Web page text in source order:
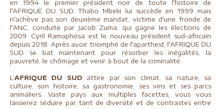
en 1994 le premier président noir de toute l'histoire de
l'AFRIQUE DU SUD. Thabo Mbeki lui succède en 1999 mais
n'achève pas son deuxième mandat, victime d'une fronde de
l'ANC, conduite par Jacob Zuma, qui gagne les élections de
2009. Cyril Ramaphosa est le nouveau président sud-africain
depuis 2018. Après avoir triomphé de l'apartheid, l'AFRIQUE DU
SUD se bat maintenant pour résorber les inégalités, la
pauvreté, le chômage et venir à bout de la criminalité.
L’AFRIQUE DU SUDattire par son climat, sa nature, sa
culture, son histoire, sa gastronomie, ses vins et ses parcs
animaliers. Vaste pays aux multiples facettes, vous vous
laisserez séduire par tant de diversité et de contrastes entre